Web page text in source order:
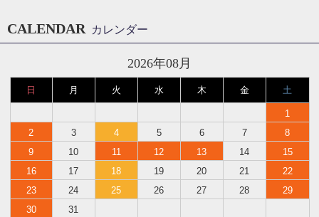
CALENDAR カレンダー
2026年08月
日 月 火 水 木 金 土
1
2
3 4 5 6 7
8
9
10 11 12 13 14
15
16
17 18 19 20 21
22
23
24 25 26 27 28
29
30
31